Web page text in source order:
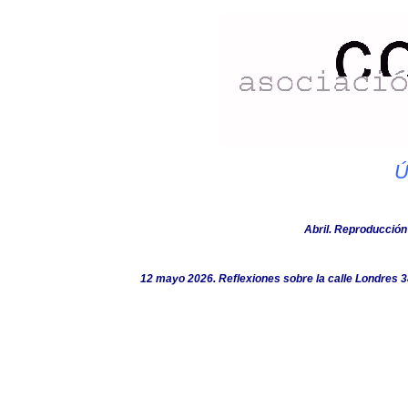
Abril.
12 mayo 2026. Reflexiones sobre la calle Londres